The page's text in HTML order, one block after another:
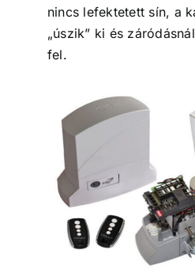
nincs lefektetett sín, a
„úszik” ki és
fel.